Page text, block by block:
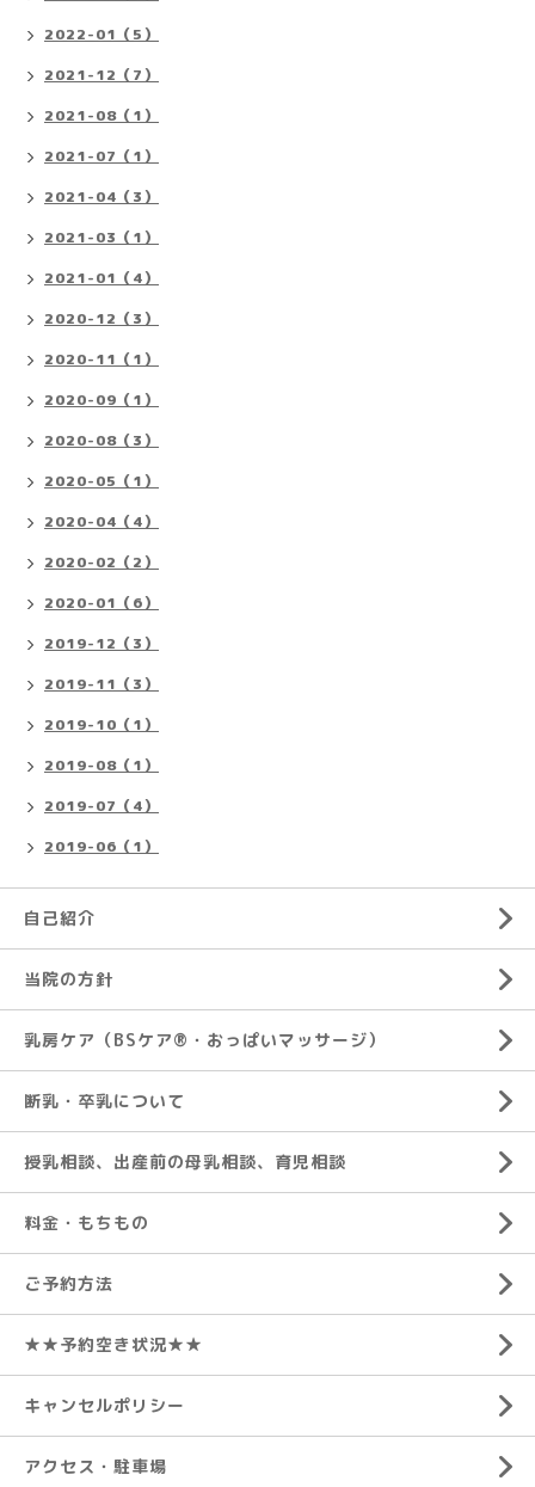
2022-01（5）
2021-12（7）
2021-08（1）
2021-07（1）
2021-04（3）
2021-03（1）
2021-01（4）
2020-12（3）
2020-11（1）
2020-09（1）
2020-08（3）
2020-05（1）
2020-04（4）
2020-02（2）
2020-01（6）
2019-12（3）
2019-11（3）
2019-10（1）
2019-08（1）
2019-07（4）
2019-06（1）
自己紹介
当院の方針
乳房ケア（BSケア®︎・おっぱいマッサージ）
断乳・卒乳について
授乳相談、出産前の母乳相談、育児相談
料金・もちもの
ご予約方法
★★予約空き状況★★
キャンセルポリシー
アクセス・駐車場